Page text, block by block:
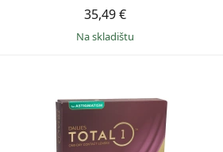
35,49 €
na skladištu